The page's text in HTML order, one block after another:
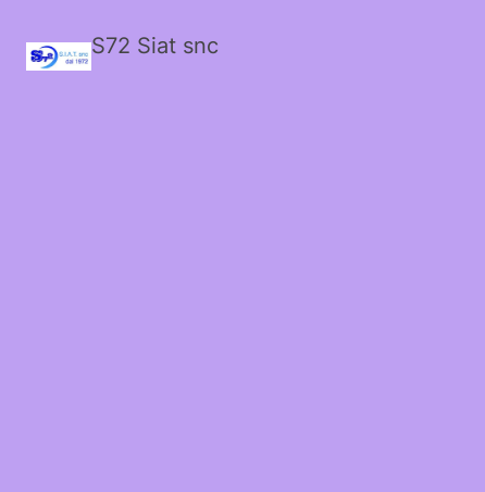
S72 Siat snc